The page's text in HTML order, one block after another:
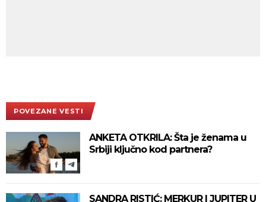
POVEZANE VESTI
ANKETA OTKRILA: Šta je ženama u
Srbiji ključno kod partnera?
SANDRA RISTIĆ: MERKUR I JUPITER U